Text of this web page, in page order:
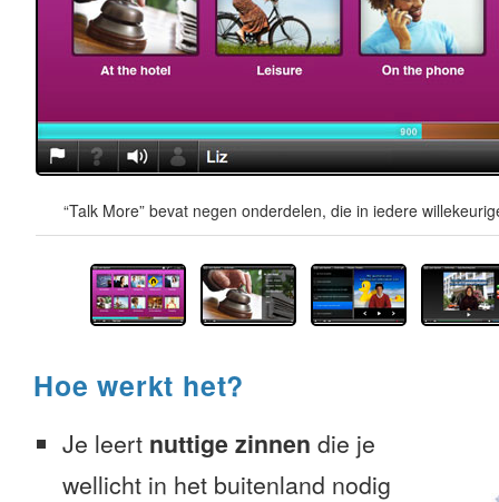
“Talk More” bevat negen onderdelen, die in iedere
Hoe werkt het?
Je leert nuttige zinnen die je
wellicht in het buitenland nodig